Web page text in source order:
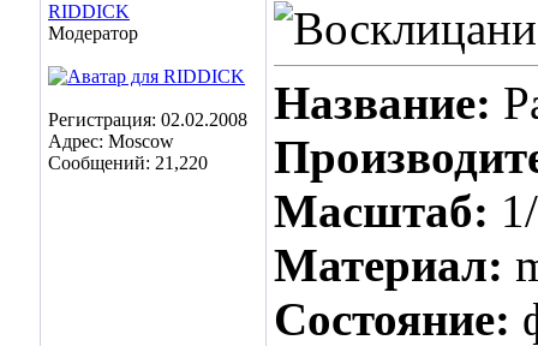
RIDDICK
Модератор
Регистрация: 02.02.2008
Адрес: Moscow
Сообщений: 21,220
Название:
Масштаб:
Материал:
Состояние: